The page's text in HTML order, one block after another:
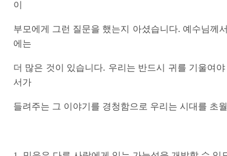
이
부모에게 그런 질문을 했는지 아셨습니다. 예수님께
에는
더 많은 것이 있습니다. 우리는 반드시 귀를 기울여
서가
들려주는 그 이야기를 경청함으로 우리는 시대를 초